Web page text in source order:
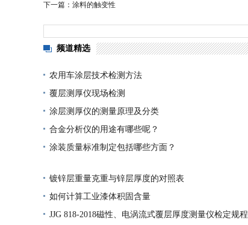
下一篇：涂料的触变性
频道精选
农用车涂层技术检测方法
覆层测厚仪现场检测
涂层测厚仪的测量原理及分类
合金分析仪的用途有哪些呢？
涂装质量标准制定包括哪些方面？
镀锌层重量克重与锌层厚度的对照表
如何计算工业漆体积固含量
JJG 818-2018磁性、电涡流式覆层厚度测量仪检定规程